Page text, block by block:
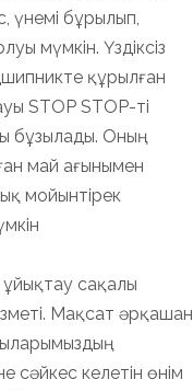
үнемі бұрылып,
мүмкін. Үздіксіз
құрылған
STOP STOP-ті
бұзылады. Оның
май ағынымен
мойынтірек
сақалы
Мақсат әрқашан
сәйкес келетін өнім